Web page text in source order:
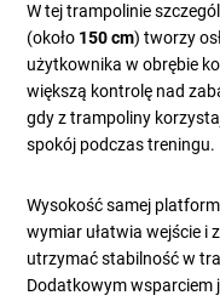
W tej trampolinie
(około 150 cm) tworzy
użytkownika w obrębie
większą kontrolę nad
gdy z trampoliny
spokój podczas treningu.
Wysokość samej
wymiar ułatwia wejście i
utrzymać stabilność w
Dodatkowym wsparciem